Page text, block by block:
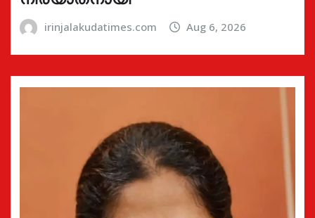
irinjalakudatimes.com Aug 6, 2026